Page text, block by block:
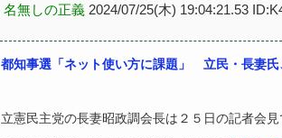
名無しの正義 2024/07/25(木) 19:04:21.53
都知事選「ネット使い方に課題」 立民・長妻氏
立憲民主党の長妻昭政調会長は２５日の記者会